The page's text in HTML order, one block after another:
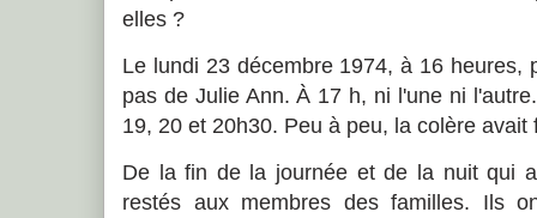
elles ?
Le lundi 23 décembre 1974, à 16 heures,
pas de Julie Ann. À 17 h, ni l'une ni
19, 20 et 20h30. Peu à peu, la colère
De la fin de la journée et de la nuit qui
restés aux membres des familles. Ils